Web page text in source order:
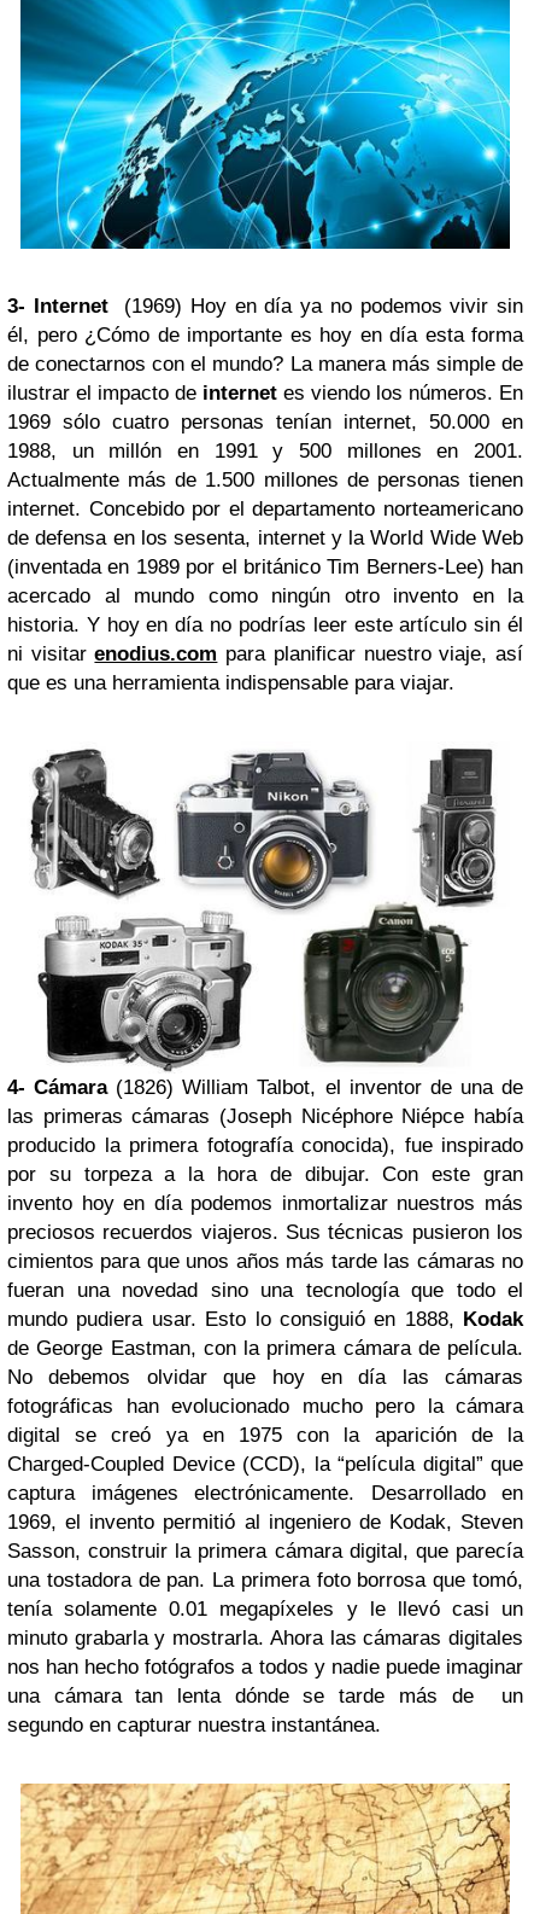
3- Internet (1969) Hoy en día ya no podemos vivir sin
él, pero ¿Cómo de importante es hoy en día esta forma
de conectarnos con el mundo? La manera más simple de
ilustrar el impacto de internet es viendo los números. En
1969 sólo cuatro personas tenían internet, 50.000 en
1988, un millón en 1991 y 500 millones en 2001.
Actualmente más de 1.500 millones de personas tienen
internet. Concebido por el departamento norteamericano
de defensa en los sesenta, internet y la World Wide Web
(inventada en 1989 por el británico Tim Berners-Lee) han
acercado al mundo como ningún otro invento en la
historia. Y hoy en día no podrías leer este artículo sin él
ni visitarenodius.com para planificar nuestro viaje, así
que es una herramienta indispensable para viajar.
4- Cámara(1826) William Talbot, el inventor de una de
las primeras cámaras (Joseph Nicéphore Niépce había
producido la primera fotografía conocida), fue inspirado
por su torpeza a la hora de dibujar. Con este gran
invento hoy en día podemos inmortalizar nuestros más
preciosos recuerdos viajeros. Sus técnicas pusieron los
cimientos para que unos años más tarde las cámaras no
fueran una novedad sino una tecnología que todo el
mundo pudiera usar. Esto lo consiguió en 1888, Kodak
de George Eastman, con la primera cámara de película.
No debemos olvidar que hoy en día las cámaras
fotográficas han evolucionado mucho pero la cámara
digital se creó ya en 1975 con la aparición de la
Charged-Coupled Device (CCD), la “película digital” que
captura imágenes electrónicamente. Desarrollado en
1969, el invento permitió al ingeniero de Kodak, Steven
Sasson, construir la primera cámara digital, que parecía
una tostadora de pan. La primera foto borrosa que tomó,
tenía solamente 0.01 megapíxeles y le llevó casi un
minuto grabarla y mostrarla. Ahora las cámaras digitales
nos han hecho fotógrafos a todos y nadie puede imaginar
una cámara tan lenta dónde se tarde más de un
segundo en capturar nuestra instantánea.